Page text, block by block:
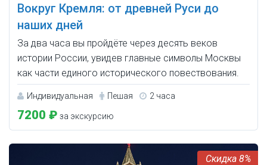
Вокруг Кремля: от древней Руси до
наших дней
За два часа вы пройдёте через десять веков
истории России, увидев главные символы Москвы
как части единого исторического повествования.
Индивидуальная Пешая 2 часа
7200 ₽ за экскурсию
8%